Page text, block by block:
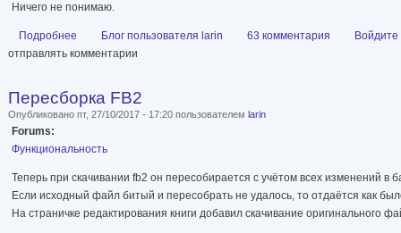
Ничего не понимаю.
Подробнее о Роскомнадзор
Блог пользователя larin 63 комментария Войдите
отправлять комментарии
Пересборка FB2
Опубликовано пт, 27/10/2017 - 17:20 пользователем larin
Forums:
Функциональность
Теперь при скачивании fb2 он пересобирается с учётом всех изменений в
Если исходный файл битый и пересобрать не удалось, то отдаётся как
На страничке редактирования книги добавил скачивание оригинального